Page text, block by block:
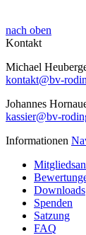
nach oben
Kontakt
Michael
kontakt@bv-
Johannes
kassier@bv-
Informationen
Downloads
Spenden
Satzung
FAQ